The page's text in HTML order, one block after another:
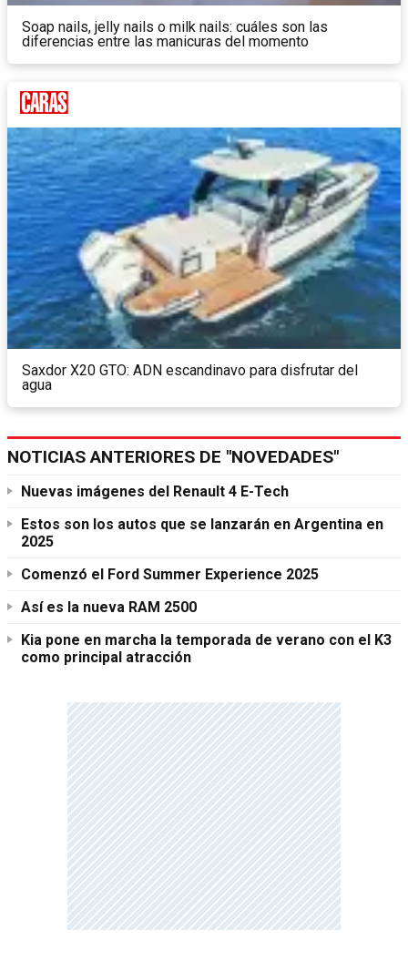
Soap nails, jelly nails o milk nails: cuáles son las
diferencias entre las manicuras del momento
Saxdor X20 GTO: ADN escandinavo para disfrutar del
agua
NOTICIAS ANTERIORES DE "NOVEDADES"
Nuevas imágenes del Renault 4 E-Tech
Estos son los autos que se lanzarán en Argentina en
2025
Comenzó el Ford Summer Experience 2025
Así es la nueva RAM 2500
Kia pone en marcha la temporada de verano con el K3
como principal atracción